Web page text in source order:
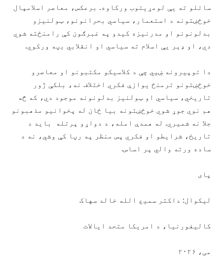
ساتلو ته یې لومړیتوب ورکاوه. برعکس، معاصر اسلامپال
خوځښتونه د استعمار، سیاسي بحرانونو، ټولنیزو
بدلونونو او مدرنیزه کیدو په غبرګون کې رامنځته شوي
دي، او ډېر یې اسلام ته سیاسي او انقلابي بڼه ورکوي.
دا توپیرونه ښيي چې د کلاسیکو مکتبونو او معاصرو
خوځښتونو ترمنځ یوازې فکري اختلاف نه، بلکې ژور
تاریخي، سیاسي او ټولنیز بدلونونه موجود دي، که څه
هم نوي جوړ شوي خوځښتونه بیا ځان له پخوانیو مذهبونو
جلا نه شمیري. له همدې امله، د دواړو پرتله باید د
تاریخ، شرایطو او فکري پس‌ منظر په رڼا کې وشي، نه د
ساده ورته ‌والي پر اساس.
پای
لیکوال: داکتر سمیع الله خالد سهاک
کالیفورنیا، د امریکا متحد ایالات
می، ۲۰۲۶